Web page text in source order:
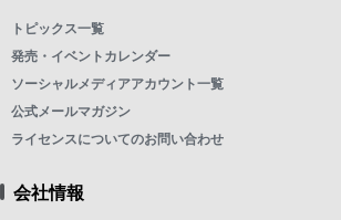
トピックス一覧
発売・イベントカレンダー
ソーシャルメディアアカウント一覧
公式メールマガジン
ライセンスについてのお問い合わせ
会社情報